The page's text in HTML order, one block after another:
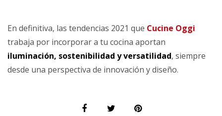
En definitiva, las tendencias 2021 que Cucine Oggi
trabaja por incorporar a tu cocina aportan
iluminación, sostenibilidad y versatilidad, siempre
desde una perspectiva de innovación y diseño.